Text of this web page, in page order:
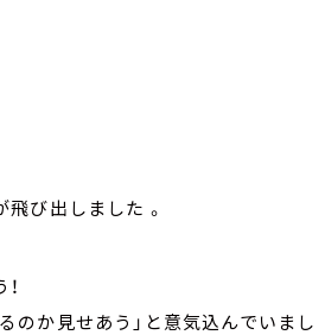
び出しました 。
のか見せあう」と意気込んでいまし